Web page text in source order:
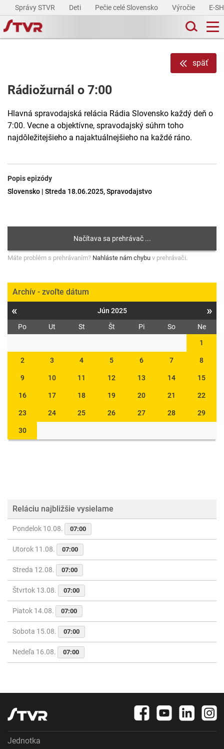
Správy STVR Deti Pečie celé Slovensko Výročie E-
späť
Rádiožurnál o 7:00
Hlavná spravodajská relácia Rádia Slovensko každý deň o
7:00. Vecne a objektívne, spravodajský súhrn toho
najdôležitejšieho a najaktuálnejšieho na každé ráno.
Popis epizódy
Slovensko | Streda 18.06.2025, Spravodajstvo
Máte problém s prehrávaním? Nahláste nám chybu v prehrávači.
Archív - zvoľte dátum
« Jún 2025 »
Po Ut St Št Pi So
Ne
1
2 3 4 5 6 7 8
9 10 11 12 13 14 15
16 17 18 19 20 21 22
23 24 25 26 27 28 29
30
Reláciu najbližšie vysielame
Pondelok 10.08. 07:00
Utorok 11.08. 07:00
Streda 12.08. 07:00
Štvrtok 13.08. 07:00
Piatok 14.08. 07:00
Sobota 15.08. 07:00
Nedeľa 16.08. 07:00
Jednotka